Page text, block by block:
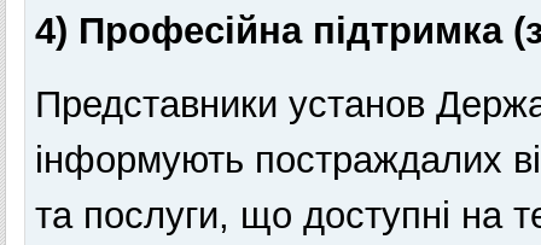
4) Професійна підтримка
Представники установ
інформують постраждалих
та послуги, що доступні на